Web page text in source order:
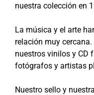
nuestra colección en
La música y el arte
relación muy
nuestros vinilos y CD
fotógrafos y artistas
Nuestro sello y